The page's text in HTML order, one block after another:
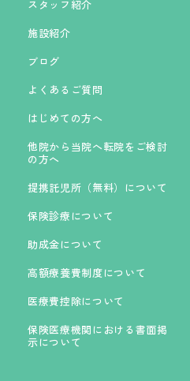
スタッフ紹介
施設紹介
ブログ
よくあるご質問
はじめての方へ
他院から当院へ転院をご検討
の方へ
提携託児所（無料）について
保険診療について
助成金について
高額療養費制度について
医療費控除について
保険医療機関における書面掲
示について